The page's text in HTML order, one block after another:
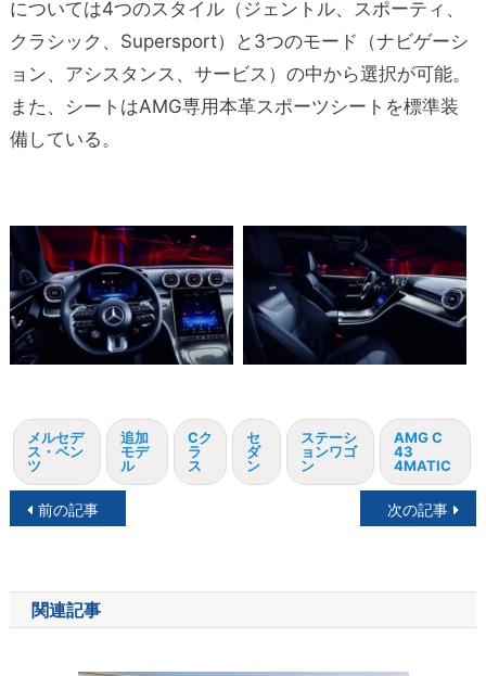
については4つのスタイル（ジェントル、スポーティ、
クラシック、Supersport）と3つのモード（ナビゲーシ
ョン、アシスタンス、サービス）の中から選択が可能。
また、シートはAMG専用本革スポーツシートを標準装
備している。
メルセデ
ス・ベン
ツ
追加
モデ
ル
Cク
ラ
ス
セ
ダ
ン
ステーシ
ョンワゴ
ン
AMG C
43
4MATIC
投
ナ
ビ
前の記事 次の記事
関連記事